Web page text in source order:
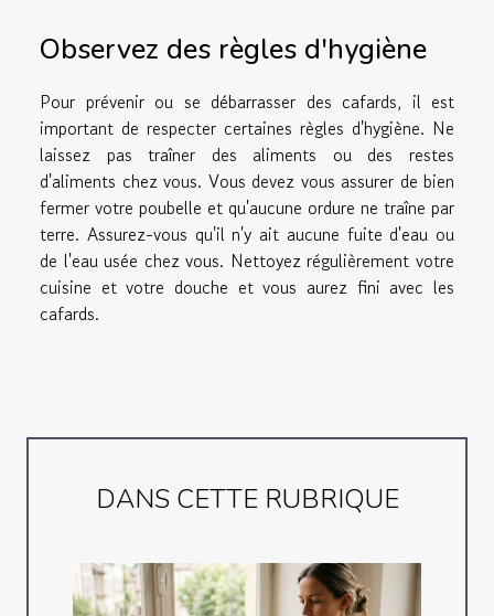
Observez des règles d'hygiène
Pour prévenir ou se débarrasser des cafards, il est
important de respecter certaines règles d'hygiène. Ne
laissez pas traîner des aliments ou des restes
d'aliments chez vous. Vous devez vous assurer de bien
fermer votre poubelle et qu'aucune ordure ne traîne par
terre. Assurez-vous qu'il n'y ait aucune fuite d'eau ou
de l'eau usée chez vous. Nettoyez régulièrement votre
cuisine et votre douche et vous aurez fini avec les
cafards.
DANS CETTE RUBRIQUE